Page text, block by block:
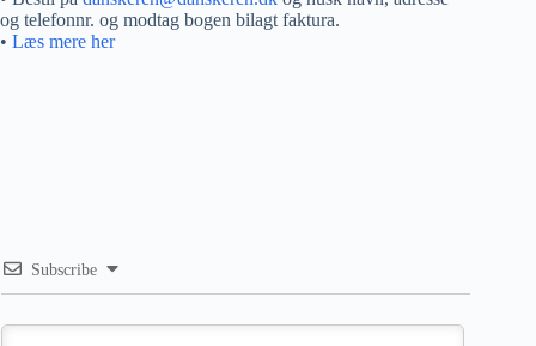
og telefonnr. og modtag bogen bilagt faktura.
• Læs mere her
Subscribe